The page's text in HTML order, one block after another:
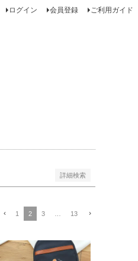
ログイン 会員登録 ご利用ガイド
詳細検索
1 2 3 13